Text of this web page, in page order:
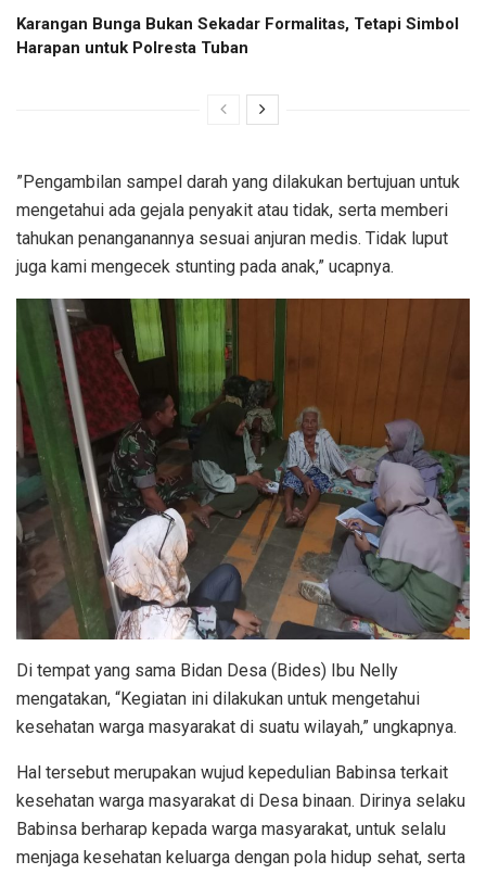
Karangan Bunga Bukan Sekadar Formalitas, Tetapi Simbol
Harapan untuk Polresta Tuban
”Pengambilan sampel darah yang dilakukan bertujuan untuk
mengetahui ada gejala penyakit atau tidak, serta memberi
tahukan penanganannya sesuai anjuran medis. Tidak luput
juga kami mengecek stunting pada anak,” ucapnya.
Di tempat yang sama Bidan Desa (Bides) Ibu Nelly
mengatakan, “Kegiatan ini dilakukan untuk mengetahui
kesehatan warga masyarakat di suatu wilayah,” ungkapnya.
Hal tersebut merupakan wujud kepedulian Babinsa terkait
kesehatan warga masyarakat di Desa binaan. Dirinya selaku
Babinsa berharap kepada warga masyarakat, untuk selalu
menjaga kesehatan keluarga dengan pola hidup sehat, serta